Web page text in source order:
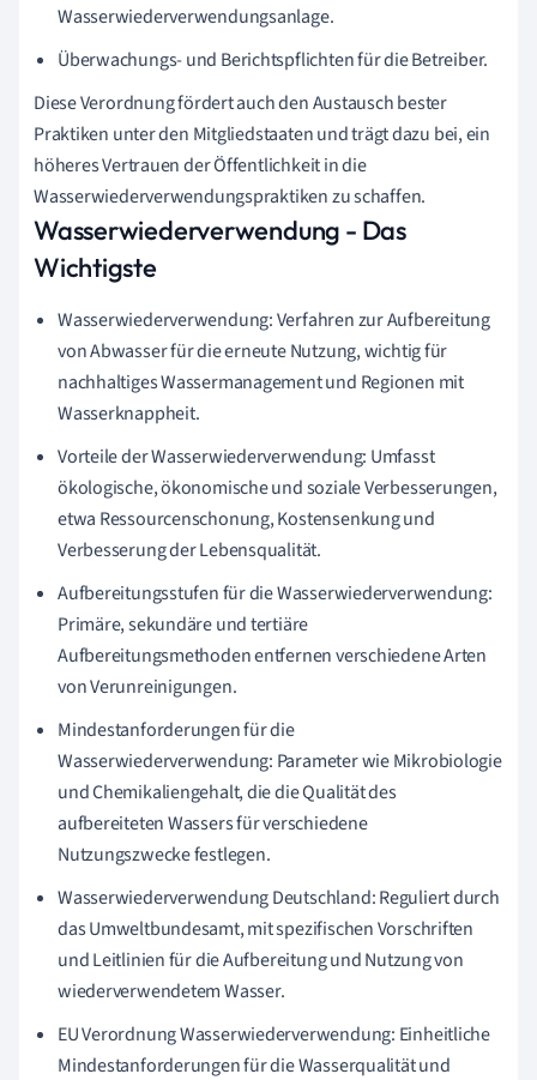
Wasserwiederverwendungsanlage.
Überwachungs- und Berichtspflichten für die Betreiber.
Diese Verordnung fördert auch den Austausch bester
Praktiken unter den Mitgliedstaaten und trägt dazu bei, ein
höheres Vertrauen der Öffentlichkeit in die
Wasserwiederverwendungspraktiken zu schaffen.
Wasserwiederverwendung - Das
Wichtigste
Wasserwiederverwendung: Verfahren zur Aufbereitung
von Abwasser für die erneute Nutzung, wichtig für
nachhaltiges Wassermanagement und Regionen mit
Wasserknappheit.
Vorteile der Wasserwiederverwendung: Umfasst
ökologische, ökonomische und soziale Verbesserungen,
etwa Ressourcenschonung, Kostensenkung und
Verbesserung der Lebensqualität.
Aufbereitungsstufen für die Wasserwiederverwendung:
Primäre, sekundäre und tertiäre
Aufbereitungsmethoden entfernen verschiedene Arten
von Verunreinigungen.
Mindestanforderungen für die
Wasserwiederverwendung: Parameter wie Mikrobiologie
und Chemikaliengehalt, die die Qualität des
aufbereiteten Wassers für verschiedene
Nutzungszwecke festlegen.
Wasserwiederverwendung Deutschland: Reguliert durch
das Umweltbundesamt, mit spezifischen Vorschriften
und Leitlinien für die Aufbereitung und Nutzung von
wiederverwendetem Wasser.
EU Verordnung Wasserwiederverwendung: Einheitliche
Mindestanforderungen für die Wasserqualität und